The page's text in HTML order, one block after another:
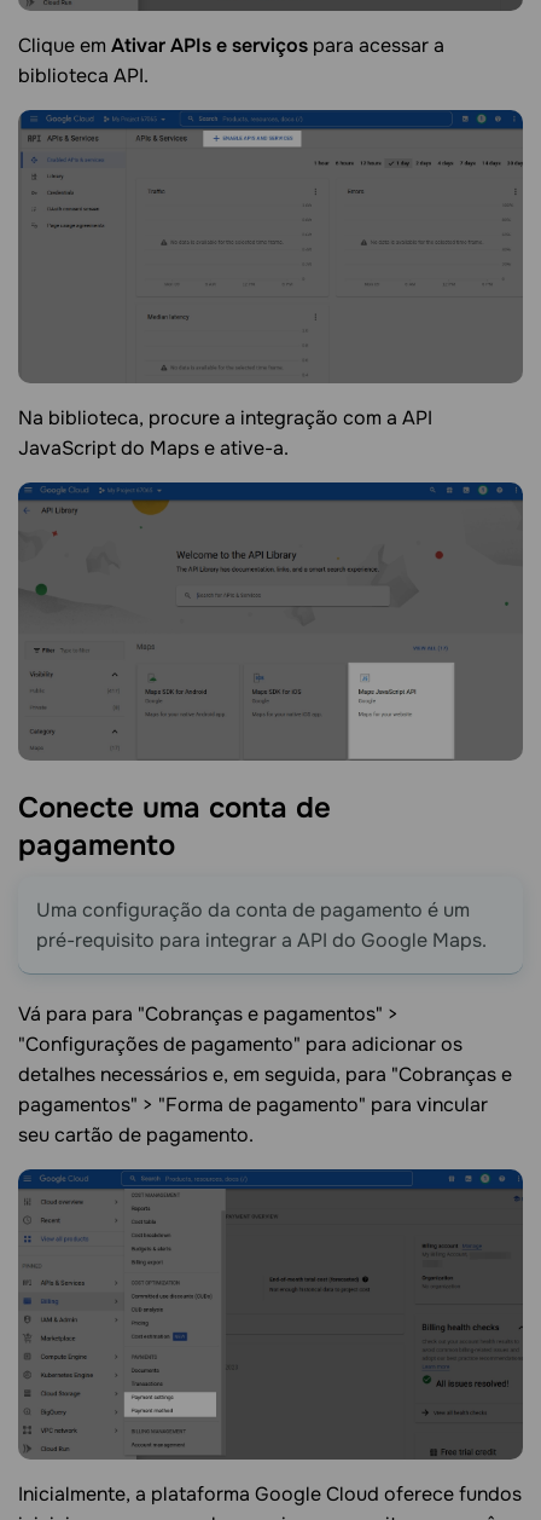
Clique em Ativar APIs e serviços para acessar a
biblioteca API.
Na biblioteca, procure a integração com a API
JavaScript do Maps e ative-a.
Conecte uma conta de
pagamento
Uma configuração da conta de pagamento é um
pré-requisito para integrar a API do Google Maps.
Vá para para "Cobranças e pagamentos" >
"Configurações de pagamento" para adicionar os
detalhes necessários e, em seguida, para "Cobranças e
pagamentos" > "Forma de pagamento" para vincular
seu cartão de pagamento.
Inicialmente, a plataforma Google Cloud oferece fundos